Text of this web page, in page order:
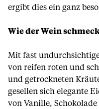
ergibt dies ein ganz
Wie der Wein
Mit fast
von reifen roten und
und getrockneten
gesellen sich elegante
von Vanille,